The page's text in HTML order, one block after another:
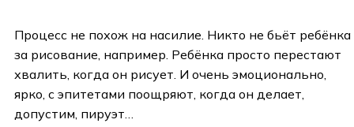
Процесс не похож на насилие. Никто не бьёт ребёнка
за рисование, например. Ребёнка просто перестают
хвалить, когда он рисует. И очень эмоционально,
ярко, с эпитетами поощряют, когда он делает,
допустим, пируэт…